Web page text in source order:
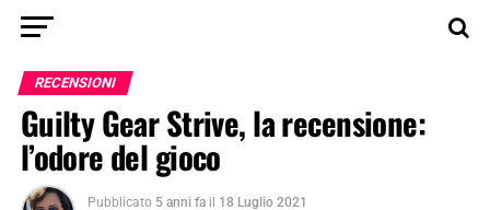
RECENSIONI
Guilty Gear Strive, la recensione:
l’odore del gioco
Pubblicato 5 anni fa il 18 Luglio 2021